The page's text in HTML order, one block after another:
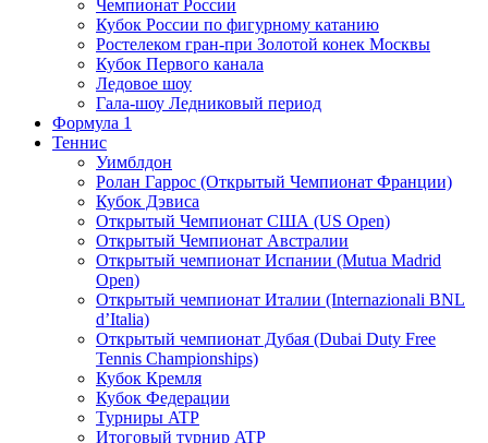
Чемпионат России
Кубок России по фигурному катанию
Ростелеком гран-при Золотой конек Москвы
Кубок Первого канала
Ледовое шоу
Гала-шоу Ледниковый период
Формула 1
Теннис
Уимблдон
Ролан Гаррос (Открытый Чемпионат Франции)
Кубок Дэвиса
Открытый Чемпионат США (US Open)
Открытый Чемпионат Австралии
Открытый чемпионат Испании (Mutua Madrid
Open)
Открытый чемпионат Италии (Internazionali BNL
d’Italia)
Открытый чемпионат Дубая (Dubai Duty Free
Tennis Championships)
Кубок Кремля
Кубок Федерации
Турниры ATP
Итоговый турнир ATP